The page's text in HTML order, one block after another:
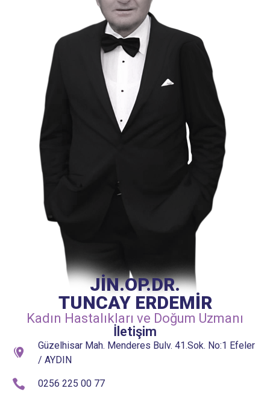
JİN.OP.DR.
TUNCAY ERDEMİR
Kadın Hastalıkları ve Doğum Uzmanı
İletişim
Güzelhisar Mah. Menderes Bulv. 41.Sok. No:1 Efeler
/ AYDIN
0256 225 00 77